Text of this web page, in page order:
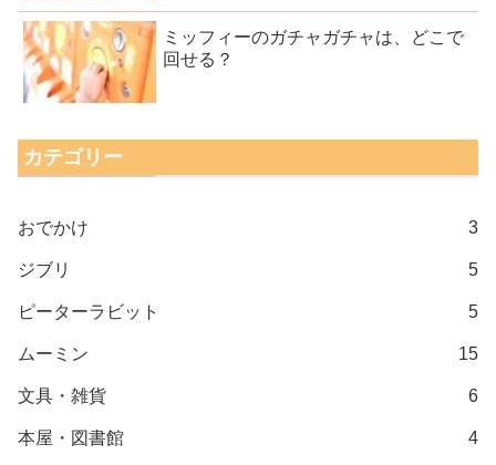
ミッフィーのガチャガチャは、どこで
回せる？
カテゴリー
おでかけ 3
ジブリ 5
ピーターラビット 5
ムーミン 15
文具・雑貨 6
本屋・図書館 4